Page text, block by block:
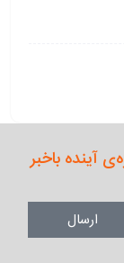
آینده باخبر
ارسال